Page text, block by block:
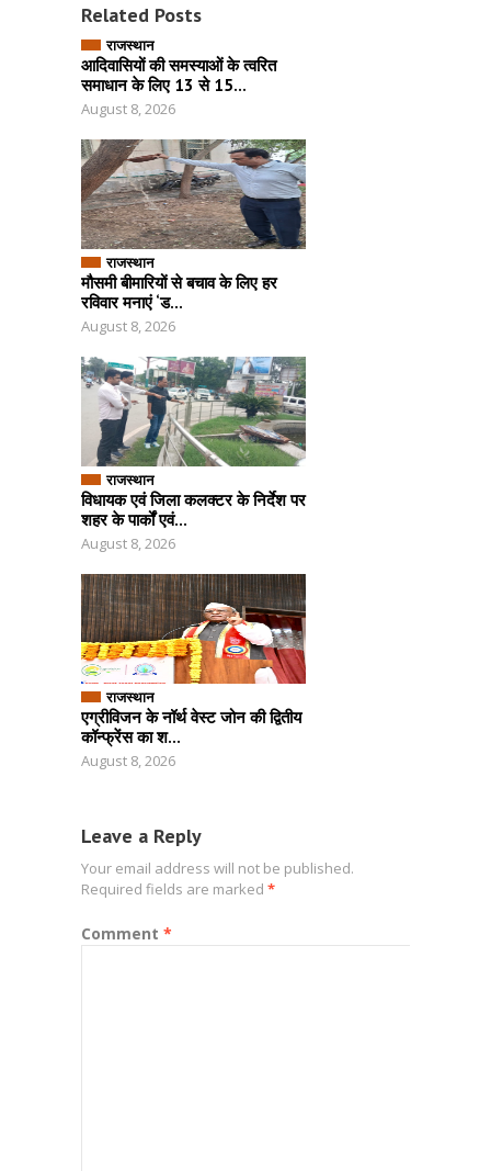
Related Posts
राजस्थान
आदिवासियों की समस्याओं के त्वरित
समाधान के लिए 13 से 15...
August 8, 2026
राजस्थान
मौसमी बीमारियों से बचाव के लिए हर
रविवार मनाएं ‘ड...
August 8, 2026
राजस्थान
विधायक एवं जिला कलक्टर के निर्देश पर
शहर के पार्कों एवं...
August 8, 2026
राजस्थान
एग्रीविजन के नॉर्थ वेस्ट जोन की द्वितीय
कॉन्फ्रेंस का श...
August 8, 2026
Leave a Reply
Your email address will not be published.
Required fields are marked *
Comment *